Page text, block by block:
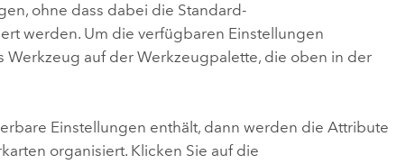
ohne dass dabei die Standard-
werden. Um die verfügbaren Einstellungen
Werkzeug auf der Werkzeugpalette, die oben in der
Einstellungen enthält, dann werden die Attribute
organisiert. Klicken Sie auf die